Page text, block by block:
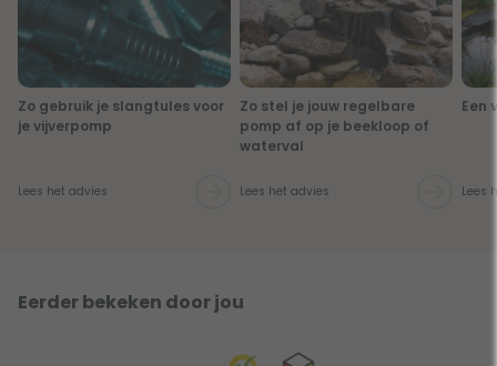
Zo gebruik je slangtules voor
je vijverpomp
Lees het advies
Zo stel je jouw regelbare
pomp af op je beekloop of
waterval
Lees het advies
Een
Lees
Eerder bekeken door jou